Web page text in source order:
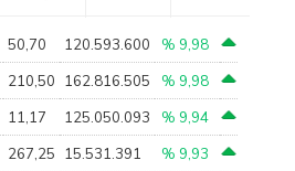
50,70 120.593.600 % 9,98
210,50 162.816.505 % 9,98
11,17 125.050.093 % 9,94
267,25 15.531.391 % 9,93